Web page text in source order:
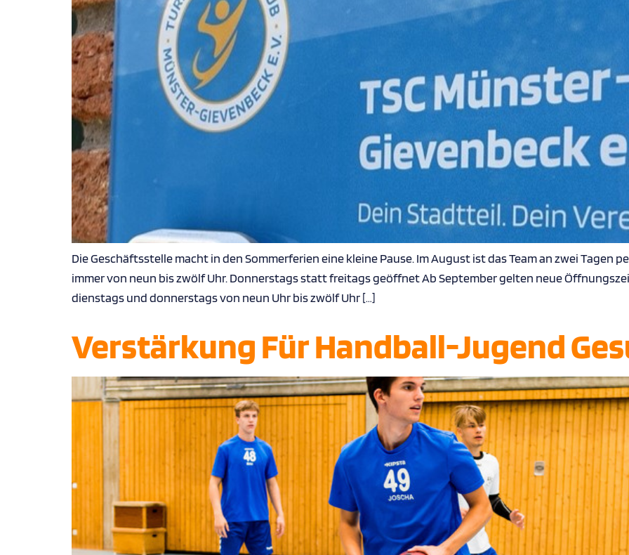
Die Geschäftsstelle macht in den Sommerferien eine kleine Pause. Im August ist das Team an zwei Tagen
immer von neun bis zwölf Uhr. Donnerstags statt freitags geöffnet Ab September gelten neue
dienstags und donnerstags von neun Uhr bis zwölf Uhr […]
Verstärkung Für Handball-Jugend